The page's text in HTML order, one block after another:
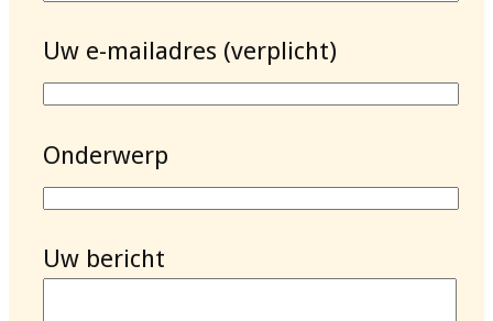
Uw e-mailadres (verplicht)
Onderwerp
Uw bericht